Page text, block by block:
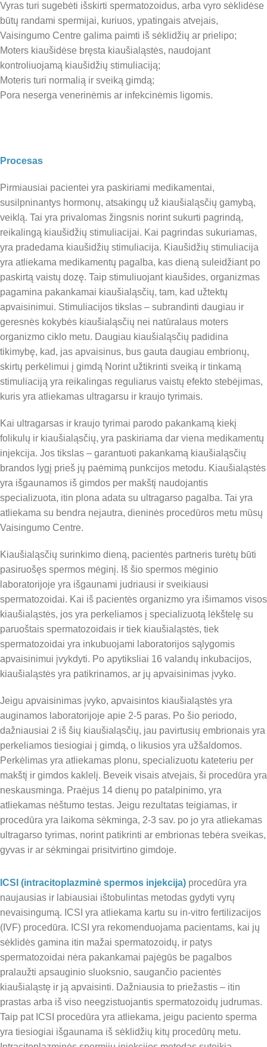
Vyras turi sugebėti išskirti spermatozoidus, arba vyro sėklidėse
būtų randami spermijai, kuriuos, ypatingais atvejais,
Vaisingumo Centre galima paimti iš sėklidžių ar prielipo;
Moters kiaušidėse bręsta kiaušialąstės, naudojant
kontroliuojamą kiaušidžių stimuliaciją;
Moteris turi normalią ir sveiką gimdą;
Pora neserga venerinėmis ar infekcinėmis ligomis.
Procesas
Pirmiausiai pacientei yra paskiriami medikamentai,
susilpninantys hormonų, atsakingų už kiaušialąsčių gamybą,
veiklą. Tai yra privalomas žingsnis norint sukurti pagrindą,
reikalingą kiaušidžių stimuliacijai. Kai pagrindas sukuriamas,
yra pradedama kiaušidžių stimuliacija. Kiaušidžių stimuliacija
yra atliekama medikamentų pagalba, kas dieną suleidžiant po
paskirtą vaistų dozę. Taip stimuliuojant kiaušides, organizmas
pagamina pakankamai kiaušialąsčių, tam, kad užtektų
apvaisinimui. Stimuliacijos tikslas – subrandinti daugiau ir
geresnės kokybės kiaušialąsčių nei natūralaus moters
organizmo ciklo metu. Daugiau kiaušialąsčių padidina
tikimybę, kad, jas apvaisinus, bus gauta daugiau embrionų,
skirtų perkėlimui į gimdą Norint užtikrinti sveiką ir tinkamą
stimuliaciją yra reikalingas reguliarus vaistų efekto stebėjimas,
kuris yra atliekamas ultragarsu ir kraujo tyrimais.
Kai ultragarsas ir kraujo tyrimai parodo pakankamą kiekį
folikulų ir kiaušialąsčių, yra paskiriama dar viena medikamentų
injekcija. Jos tikslas – garantuoti pakankamą kiaušialąsčių
brandos lygį prieš jų paėmimą punkcijos metodu. Kiaušialąstės
yra išgaunamos iš gimdos per makštį naudojantis
specializuota, itin plona adata su ultragarso pagalba. Tai yra
atliekama su bendra nejautra, dieninės procedūros metu mūsų
Vaisingumo Centre.
Kiaušialąsčių surinkimo dieną, pacientės partneris turėtų būti
pasiruošęs spermos mėginį. Iš šio spermos mėginio
laboratorijoje yra išgaunami judriausi ir sveikiausi
spermatozoidai. Kai iš pacientės organizmo yra išimamos visos
kiaušialąstės, jos yra perkeliamos į specializuotą lėkštelę su
paruoštais spermatozoidais ir tiek kiaušialąstės, tiek
spermatozoidai yra inkubuojami laboratorijos sąlygomis
apvaisinimui įvykdyti. Po apytiksliai 16 valandų inkubacijos,
kiaušialąstės yra patikrinamos, ar jų apvaisinimas įvyko.
Jeigu apvaisinimas įvyko, apvaisintos kiaušialąstės yra
auginamos laboratorijoje apie 2-5 paras. Po šio periodo,
dažniausiai 2 iš šių kiaušialąsčių, jau pavirtusių embrionais yra
perkeliamos tiesiogiai į gimdą, o likusios yra užšaldomos.
Perkėlimas yra atliekamas plonu, specializuotu kateteriu per
makštį ir gimdos kaklelį. Beveik visais atvejais, ši procedūra yra
neskausminga. Praėjus 14 dienų po patalpinimo, yra
atliekamas nėštumo testas. Jeigu rezultatas teigiamas, ir
procedūra yra laikoma sėkminga, 2-3 sav. po jo yra atliekamas
ultragarso tyrimas, norint patikrinti ar embrionas tebėra sveikas,
gyvas ir ar sėkmingai prisitvirtino gimdoje.
ICSI (intracitoplazminė spermos injekcija) procedūra yra
naujausias ir labiausiai ištobulintas metodas gydyti vyrų
nevaisingumą. ICSI yra atliekama kartu su in-vitro fertilizacijos
(IVF) procedūra. ICSI yra rekomenduojama pacientams, kai jų
sėklidės gamina itin mažai spermatozoidų, ir patys
spermatozoidai nėra pakankamai pajėgūs be pagalbos
pralaužti apsauginio sluoksnio, saugančio pacientės
kiaušialąstę ir ją apvaisinti. Dažniausia to priežastis – itin
prastas arba iš viso neegzistuojantis spermatozoidų judrumas.
Taip pat ICSI procedūra yra atliekama, jeigu paciento sperma
yra tiesiogiai išgaunama iš sėklidžių kitų procedūrų metu.